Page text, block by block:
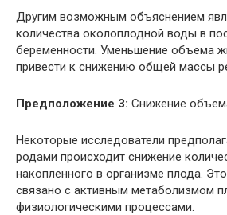
Другим возможным объяснением
количества околоплодной воды в
беременности. Уменьшение объема
привести к снижению общей массы
Предположение 3: Снижение
Некоторые исследователи
родами происходит снижение
накопленного в организме плода.
связано с активным метаболизмом
физиологическими процессами.